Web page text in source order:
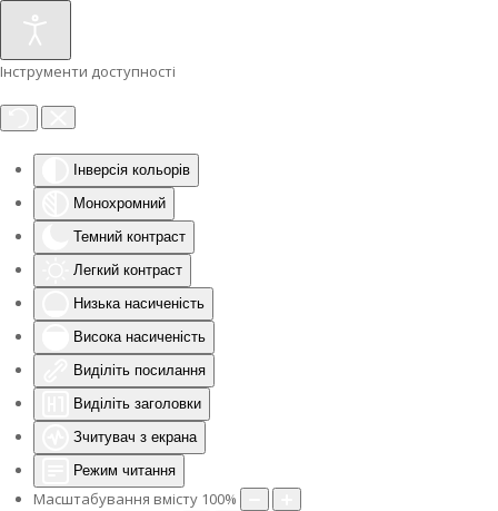
Інструменти доступності
Інверсія кольорів
Монохромний
Темний контраст
Легкий контраст
Низька насиченість
Висока насиченість
Виділіть посилання
Виділіть заголовки
Зчитувач з екрана
Режим читання
Масштабування вмісту 100%